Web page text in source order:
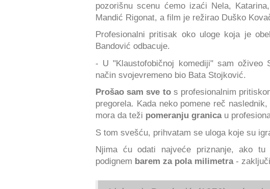
pozorišnu scenu ćemo izaći Nela,
Mandić Rigonat, a film je režirao Duško
Profesionalni pritisak oko uloge koja je
Bandović odbacuje.
- U "Klaustofobičnoj komediji" sam oživeo
način svojevremeno bio Bata Stojković.
Prošao sam sve tos profesionalnim
pregorela. Kada neko pomene reč
mora da teži pomeranju granicau
S tom svešću, prihvatam se uloga koje su
Njima ću odati najveće priznanje, ako
podignem barem za pola milimetra-